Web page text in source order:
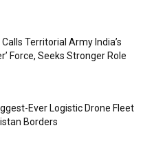
Territorial Army India’s
Force, Seeks Stronger Role
Ever Logistic Drone Fleet
Borders